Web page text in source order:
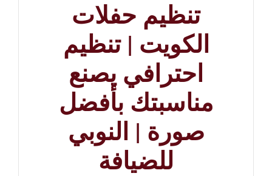
تنظيم حفلات
الكويت | تنظيم
احترافي يصنع
مناسبتك بأفضل
صورة | النوبي
للضيافة